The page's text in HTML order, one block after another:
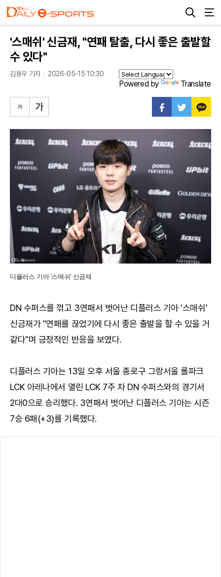
'스매쉬' 신금재, "연패 탈출, 다시 좋은 출발할
수 있다"
김용우 기자 2026-05-15 10:30
Powered by Translate
디플러스 기아 '스매쉬' 신금재
DN 수퍼스를 꺾고 3연패서 벗어난 디플러스 기아 '스매쉬'
신금재가 "연패를 끊었기에 다시 좋은 출발을 할 수 있을 거
같다"며 긍정적인 반응을 보였다.
디플러스 기아는 13일 오후 서울 종로구 그랑서울 롤파크
LCK 아레나에서 열린 LCK 7주 차 DN 수퍼스와의 경기서
2대0으로 승리했다. 3연패서 벗어난 디플러스 기아는 시즌
7승 6패(+3)를 기록했다.